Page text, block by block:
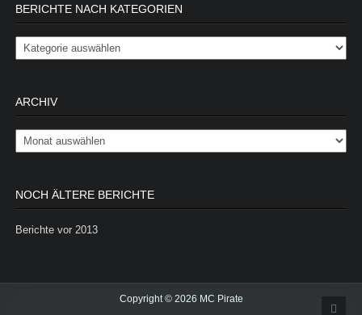
BERICHTE NACH KATEGORIEN
Berichte nach Kategorien
ARCHIV
Archiv
NOCH ÄLTERE BERICHTE
Berichte vor 2013
Copyright © 2026 MC Pirate